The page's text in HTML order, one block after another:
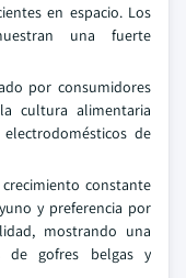
en espacio. Los
una fuerte
por consumidores
cultura alimentaria
de
constante
y preferencia por
mostrando una
de gofres belgas y